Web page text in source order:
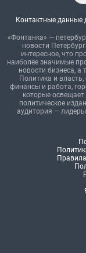
Контактные данные
«Фонтанка» —
новости
интересное, что
наиболее значимые
новости бизнеса, а
Политика и
финансы и работа,
которые освещает
политическое
аудитория — лидеры